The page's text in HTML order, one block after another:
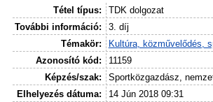
Tétel típus:
TDK dolgozat
További információ:
3. díj
Témakör:
Kultúra, közművelődés,
Azonosító kód:
11159
Képzés/szak:
Sportközgazdász,
Elhelyezés dátuma:
14 Jún 2018 09:31